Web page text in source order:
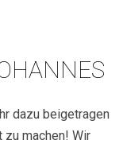
dazu beigetragen
zu machen! Wir